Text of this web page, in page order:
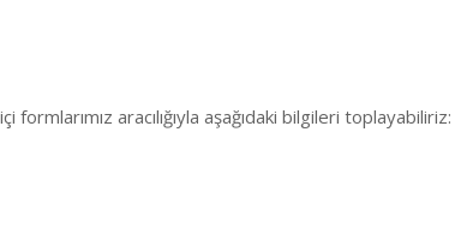
aracılığıyla aşağıdaki bilgileri toplayabiliriz: